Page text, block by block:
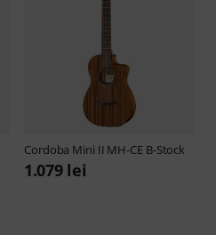
Cordoba Mini II MH-CE B-Stock
1.079 lei